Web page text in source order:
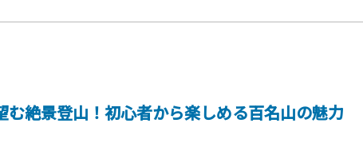
む絶景登山！初心者から楽しめる百名山の魅力